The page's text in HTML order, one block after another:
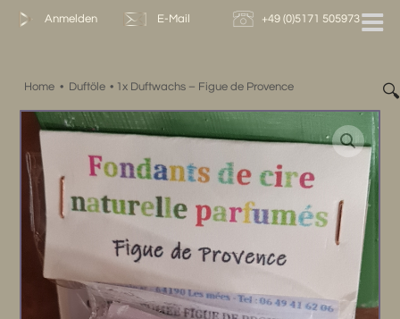
Zum
Anmelden E-Mail +49 (0)5171 505973
Home • Duftöle • 1x Duftwachs – Figue de Provence 🔍